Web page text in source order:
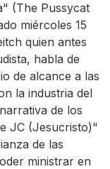
(The Pussycat
miércoles 15
quien antes
habla de
de alcance a las
la industria del
de los
JC (Jesucristo)"
de las
ministrar en